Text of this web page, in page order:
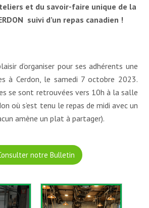
et du savoir-faire unique de la
suivi d’un repas canadien !
d’organiser pour ses adhérents une
à Cerdon, le samedi 7 octobre 2023.
se sont retrouvées vers 10h à la salle
où s’est tenu le repas de midi avec un
amène un plat à partager).
notre Bulletin